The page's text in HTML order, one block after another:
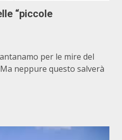
“piccole
per le mire del
neppure questo salverà